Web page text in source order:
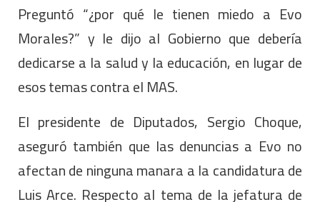
Preguntó “¿por qué le tienen miedo a Evo
Morales?” y le dijo al Gobierno que debería
dedicarse a la salud y la educación, en lugar de
esos temas contra el MAS.
El presidente de Diputados, Sergio Choque,
aseguró también que las denuncias a Evo no
afectan de ninguna manara a la candidatura de
Luis Arce. Respecto al tema de la jefatura de